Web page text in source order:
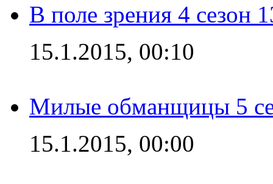
В поле зрения 4 сезон
15.1.2015, 00:10
Милые обманщицы 5
15.1.2015, 00:00